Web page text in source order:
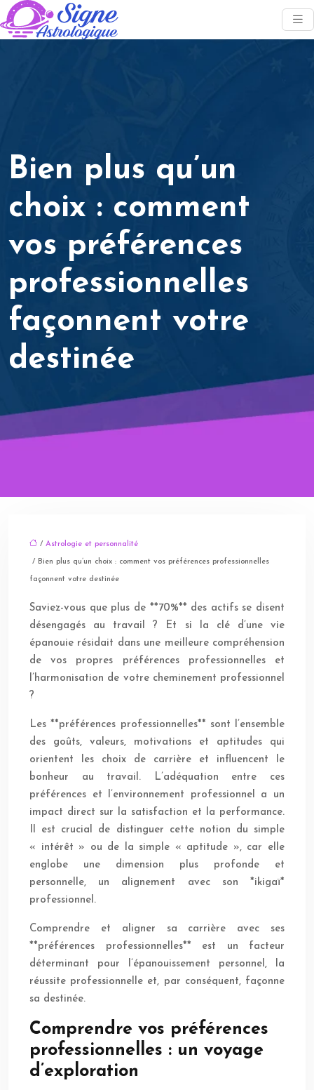
Bien plus qu’un
choix : comment
vos préférences
professionnelles
façonnent votre
destinée
/ Astrologie et personnalité
/ Bien plus qu’un choix : comment vos préférences professionnelles
façonnent votre destinée
Saviez-vous que plus de **70%** des actifs se disent
désengagés au travail ? Et si la clé d’une vie
épanouie résidait dans une meilleure compréhension
de vos propres préférences professionnelles et
l’harmonisation de votre cheminement professionnel
?
Les **préférences professionnelles** sont l’ensemble
des goûts, valeurs, motivations et aptitudes qui
orientent les choix de carrière et influencent le
bonheur au travail. L’adéquation entre ces
préférences et l’environnement professionnel a un
impact direct sur la satisfaction et la performance.
Il est crucial de distinguer cette notion du simple
« intérêt » ou de la simple « aptitude », car elle
englobe une dimension plus profonde et
personnelle, un alignement avec son *ikigaï*
professionnel.
Comprendre et aligner sa carrière avec ses
**préférences professionnelles** est un facteur
déterminant pour l’épanouissement personnel, la
réussite professionnelle et, par conséquent, façonne
sa destinée.
Comprendre vos préférences
professionnelles : un voyage
d’exploration